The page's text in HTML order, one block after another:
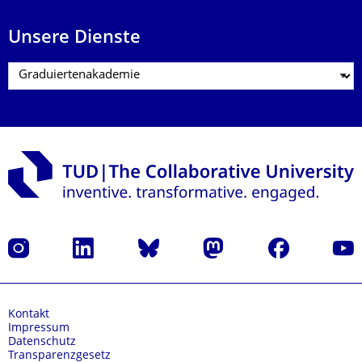
Unsere Dienste
Instagram LinkedIn Bluesky Mastodon Facebook
Kontakt
Impressum
Datenschutz
Transparenzgesetz